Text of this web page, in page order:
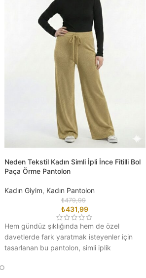
Neden Tekstil Kadın Simli İpli İnce Fitilli Bol
Paça Örme Pantolon
Kadın Giyim, Kadın Pantolon
₺479,99
₺431,99
Hem gündüz şıklığında hem de özel
davetlerde fark yaratmak isteyenler için
tasarlanan bu pantolon, simli iplik